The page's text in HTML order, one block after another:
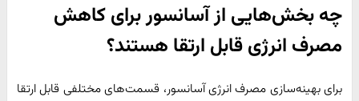
چه بخش‌هایی از آسانسور برای کاهش
مصرف انرژی قابل ارتقا هستند؟
برای بهینه‌سازی مصرف انرژی آسانسور، قسمت‌های مختلفی قابل ارتقا